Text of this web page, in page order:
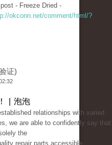
- Freeze Dried -
okconn.net/comment/html/?
证)
| 泡泡
relationships with varied
we are able to confidently say that
the
repair parts accessible.